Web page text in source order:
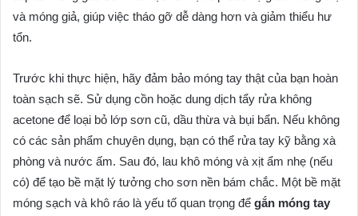
và móng giả, giúp việc tháo gỡ dễ dàng hơn và giảm thiểu hư
tổn.
Trước khi thực hiện, hãy đảm bảo móng tay thật của bạn hoàn
toàn sạch sẽ. Sử dụng cồn hoặc dung dịch tẩy rửa không
acetone để loại bỏ lớp sơn cũ, dầu thừa và bụi bẩn. Nếu không
có các sản phẩm chuyên dụng, bạn có thể rửa tay kỹ bằng xà
phòng và nước ấm. Sau đó, lau khô móng và xịt ẩm nhẹ (nếu
có) để tạo bề mặt lý tưởng cho sơn nền bám chắc. Một bề mặt
móng sạch và khô ráo là yếu tố quan trọng để gắn móng tay